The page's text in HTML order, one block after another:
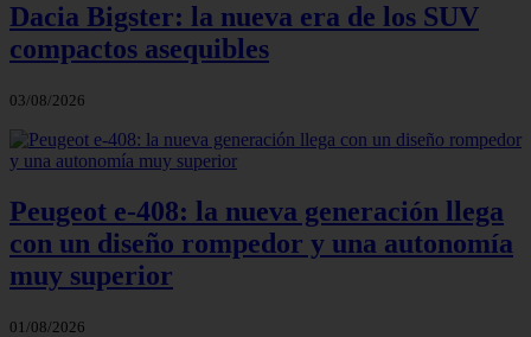
Dacia Bigster: la nueva era de los SUV
compactos asequibles
03/08/2026
Peugeot e-408: la nueva generación llega
con un diseño rompedor y una autonomía
muy superior
01/08/2026